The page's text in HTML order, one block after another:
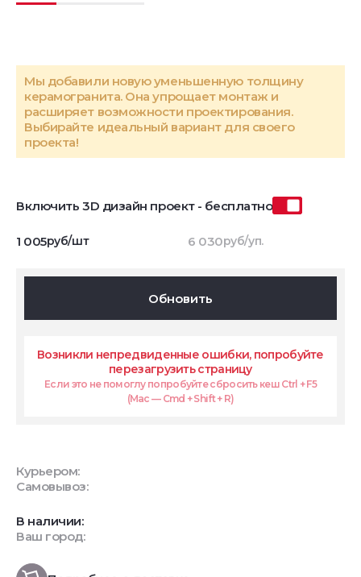
Мы добавили новую уменьшенную толщину
керамогранита. Она упрощает монтаж и
расширяет возможности проектирования.
Выбирайте идеальный вариант для своего
проекта!
Включить 3D дизайн проект - бесплатно
1 005руб/шт 6 030руб/уп.
Обновить
Возникли непредвиденные ошибки, попробуйте
перезагрузить страницу
Если это не помоглу попробуйте сбросить кеш Ctrl + F5
(Mac — Cmd + Shift + R)
Курьером:
Самовывоз:
В наличии:
Ваш город: